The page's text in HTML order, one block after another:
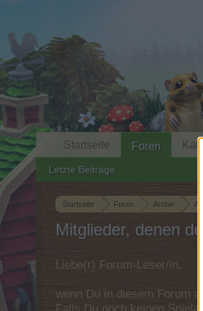
Startseite Foren Archiv
Mitglieder, denen
Liebe(r) Forum-Leser/in,
wenn Du in diesem Forum
Startseite Foren
Letzte Beiträge